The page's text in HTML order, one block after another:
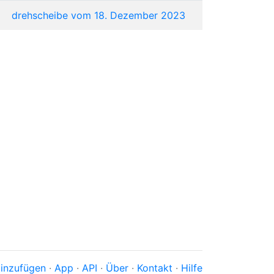
drehscheibe vom 18. Dezember 2023
· App · API · Über · Kontakt · Hilfe